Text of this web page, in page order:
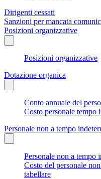
Dirigenti cessati
Sanzioni per mancata
Posizioni organizzative
Posizioni organizzative
Dotazione organica
Conto annuale del
Costo personale tempo
Personale non a tempo
Personale non a tempo
Costo del personale
tabellare